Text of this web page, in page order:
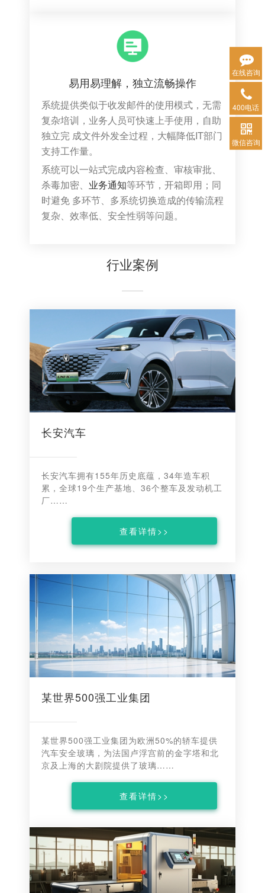
易用易理解，独立流畅操作
系统提供类似于收发邮件的使用模式，无需
复杂培训，业务人员可快速上手使用，自助
独立完 成文件外发全过程，大幅降低IT部门
支持工作量。
系统可以一站式完成内容检查、审核审批、
杀毒加密、 业务通知等环节，开箱即用；同
时避免 多环节、多系统切换造成的传输流程
复杂、效率低、安全性弱等问题。
行业案例
长安汽车
长安汽车拥有155年历史底蕴，34年造车积
累，全球19个生产基地、36个整车及发动机工
厂……
查看详情>>
某世界500强工业集团
某世界500强工业集团为欧洲50%的轿车提供
汽车安全玻璃，为法国卢浮宫前的金字塔和北
京及上海的大剧院提供了玻璃……
查看详情>>
在线咨询
400电话
微信咨询